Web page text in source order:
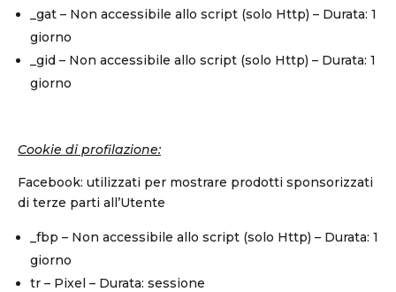
_gat – Non accessibile allo script (solo Http) – Durata: 1
giorno
_gid – Non accessibile allo script (solo Http) – Durata: 1
giorno
Cookie di profilazione:
Facebook: utilizzati per mostrare prodotti sponsorizzati
di terze parti all’Utente
_fbp – Non accessibile allo script (solo Http) – Durata: 1
giorno
tr – Pixel – Durata: sessione